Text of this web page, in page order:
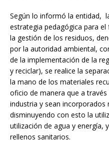
Según lo informó la entidad,
estrategia pedagógica para
la gestión de los residuos,
por la autoridad ambiental,
de la implementación de la
y reciclar), se realice la
la mano de los materiales
oficio de manera que a
industria y sean
disminuyendo con esto la
utilización de agua y energía,
rellenos sanitarios.